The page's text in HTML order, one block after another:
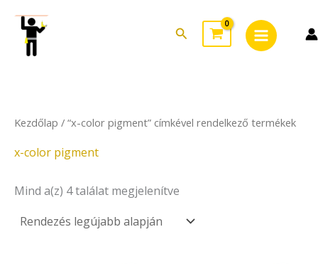
content
Search
Menu
Kezdőlap / “x-color pigment” címkével rendelkező termékek
x-color pigment
Mind a(z) 4 találat megjelenítve
latest